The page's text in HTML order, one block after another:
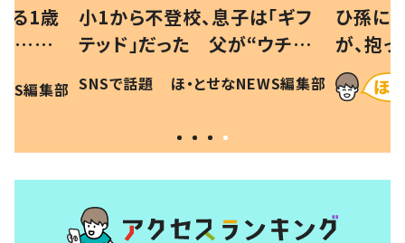
る1歳
…母
現行
編集部
小1から不登校、息子は「ギフ
テッド」だった 父が“ウチ給
食”を作り続ける理由とは #令
和の親 #令和の子
SNSで話題 ほ・とせなNEWS編集部
ひ孫に
が、抱
に「涙
方ない」